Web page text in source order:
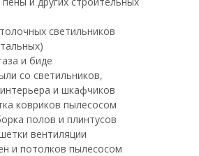
светильников
и биде
со светильников,
и шкафчиков
ковриков пылесосом
полов и плинтусов
вентиляции
и потолков пылесосом